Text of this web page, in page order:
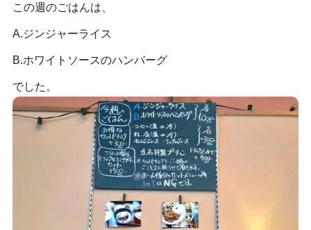
この週のごはんは、
A.ジンジャーライス
B.ホワイトソースのハンバーグ
でした。